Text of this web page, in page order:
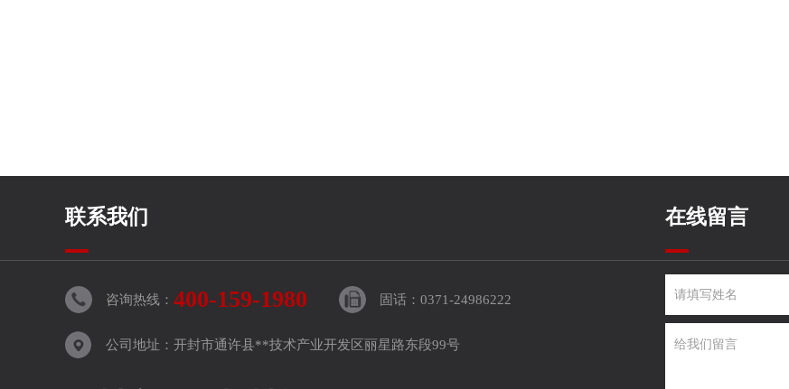
联系我们
咨询热线： 400-159-1980 固话：0371-24986222
公司地址：开封市通许县**技术产业开发区丽星路东段99号
在线留言